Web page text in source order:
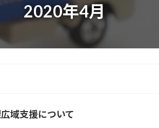
2020年4月
域支援について